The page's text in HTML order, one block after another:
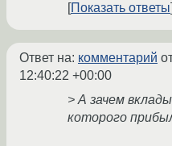
Показать ответы
Ответ на: комментарий
12:40:22 +00:00
> А зачем
которого